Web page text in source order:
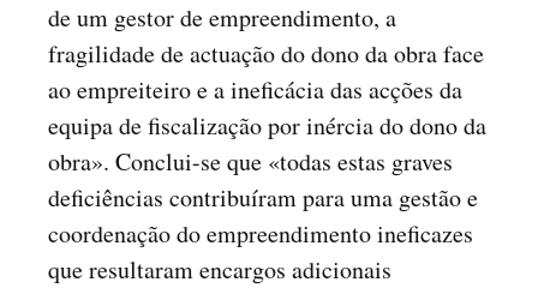
de um gestor de empreendimento, a
fragilidade de actuação do dono da obra face
ao empreiteiro e a ineficácia das acções da
equipa de fiscalização por inércia do dono da
obra». Conclui-se que «todas estas graves
deficiências contribuíram para uma gestão e
coordenação do empreendimento ineficazes
que resultaram encargos adicionais